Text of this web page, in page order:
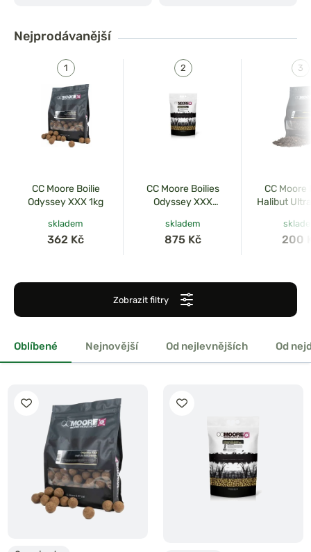
Nejprodávanější
CC Moore Boilie
Odyssey XXX 1kg
skladem
362 Kč
CC Moore Boilies
Odyssey XXX
skladem
875 Kč
CC Moore
Halibut
200
Zobrazit filtry
Oblíbené Nejnovější Od nejlevnějších Od